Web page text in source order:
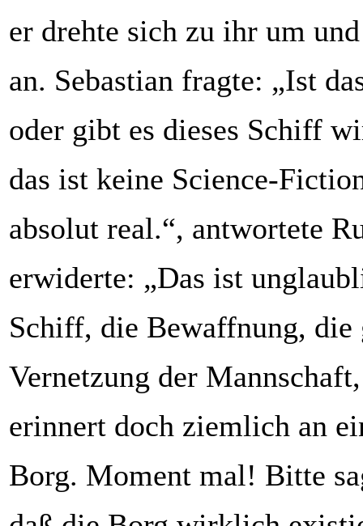
er drehte sich zu ihr um
an. Sebastian fragte: „Ist
oder gibt es dieses Schiff
das ist keine Science-
absolut real.“, antwortete
erwiderte: „Das ist
Schiff, die Bewaffnung, die
Vernetzung der
erinnert doch ziemlich an
Borg. Moment mal! Bitte